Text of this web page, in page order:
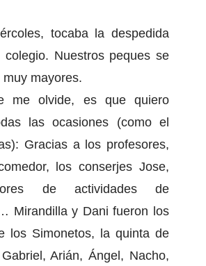
tocaba la despedida
Nuestros peques se
mayores.
me olvide, es que quiero
las ocasiones (como el
Gracias a los profesores,
los conserjes Jose,
de actividades de
Mirandilla y Dani fueron los
los Simonetos, la quinta de
Arián, Ángel, Nacho,